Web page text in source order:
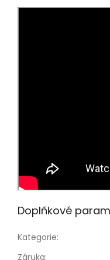
Doplňkové
Kategorie:
Záruka: